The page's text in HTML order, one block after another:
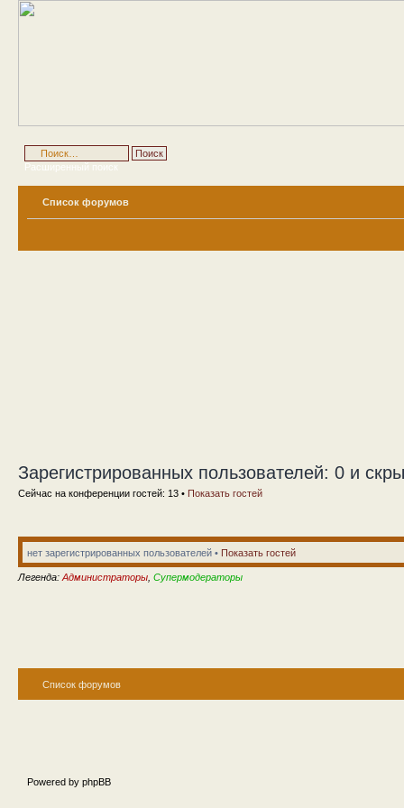
Расширенный поиск
Список форумов
Зарегистрированных пользователей: 0 и
Сейчас на конференции гостей: 13 • Показать гостей
нет зарегистрированных пользователей • Показать гостей
Легенда: Администраторы Супермодераторы
Список форумов
Powered by phpBB